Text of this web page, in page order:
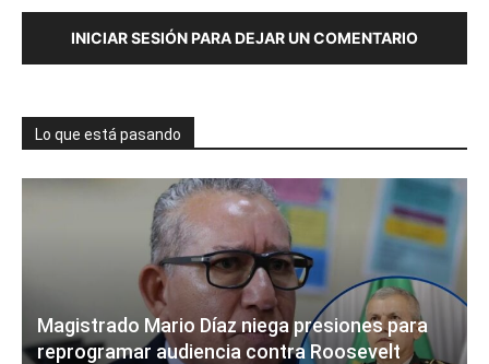
INICIAR SESIÓN PARA DEJAR UN COMENTARIO
Lo que está pasando
Magistrado Mario Díaz niega presiones para
reprogramar audiencia contra Roosevelt